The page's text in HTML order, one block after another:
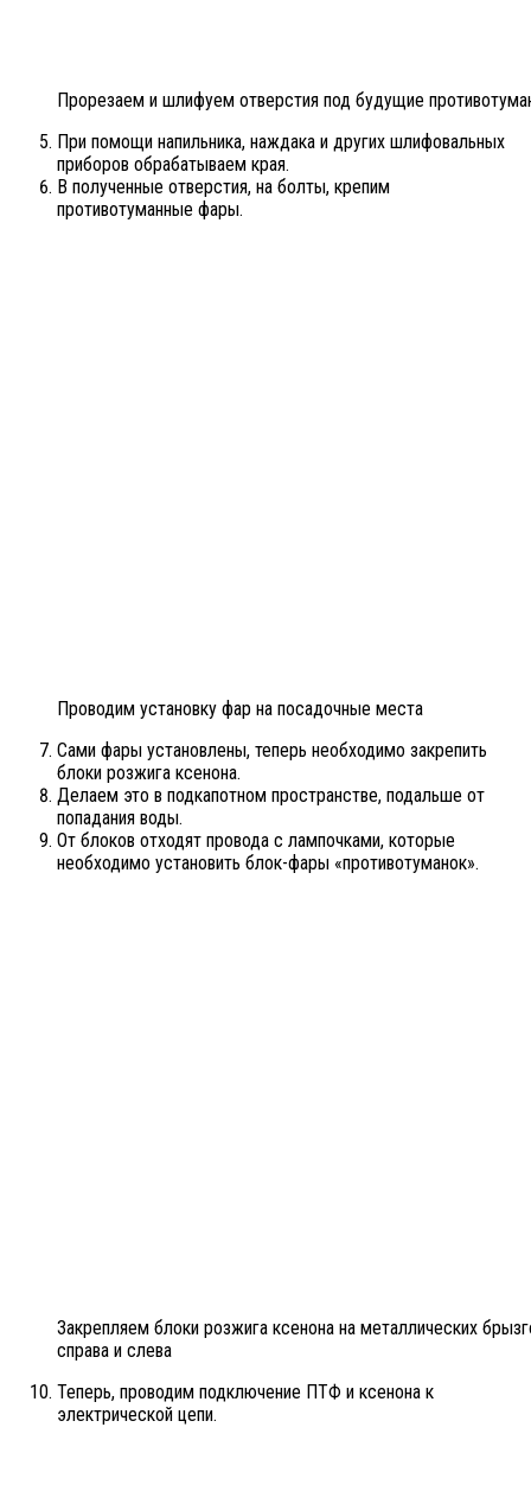
Прорезаем и шлифуем отверстия под будущие
При помощи напильника, наждака и других шлифовальных
приборов обрабатываем края.
В полученные отверстия, на болты, крепим
противотуманные фары.
Проводим установку фар на посадочные места
Сами фары установлены, теперь необходимо закрепить
блоки розжига ксенона.
Делаем это в подкапотном пространстве, подальше от
попадания воды.
От блоков отходят провода с лампочками, которые
необходимо установить блок-фары «противотуманок».
Закрепляем блоки розжига ксенона на металлических
справа и слева
Теперь, проводим подключение ПТФ и ксенона к
электрической цепи.